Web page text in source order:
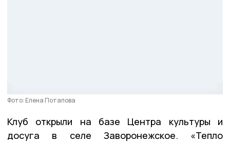
Фото: Елена Потапова
Клуб открыли на базе Центра культуры и
досуга в селе Заворонежское. «Тепло